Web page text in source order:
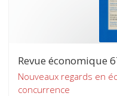
Revue économique
Nouveaux regards en
concurrence